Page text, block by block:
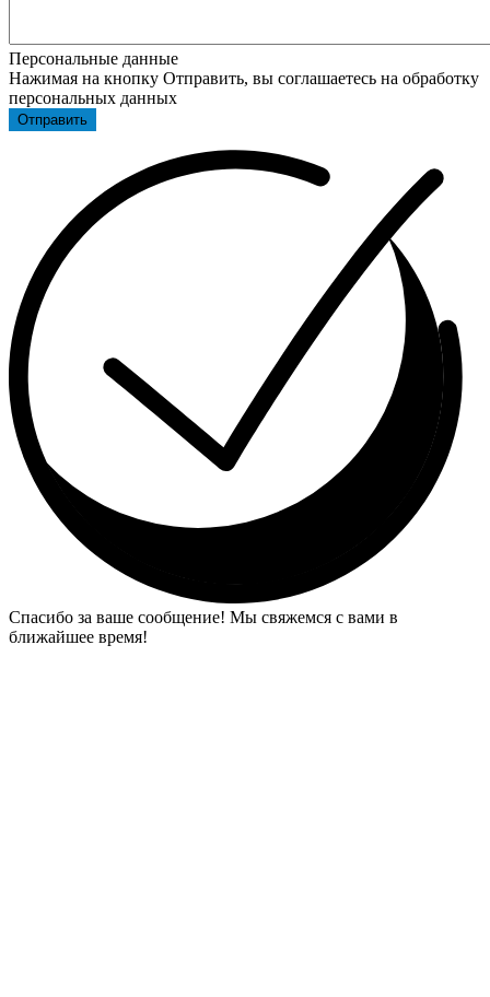
Персональные данные
Нажимая на кнопку Отправить, вы соглашаетесь на обработку
персональных данных
Отправить
Спасибо за ваше сообщение! Мы свяжемся с вами в
ближайшее время!